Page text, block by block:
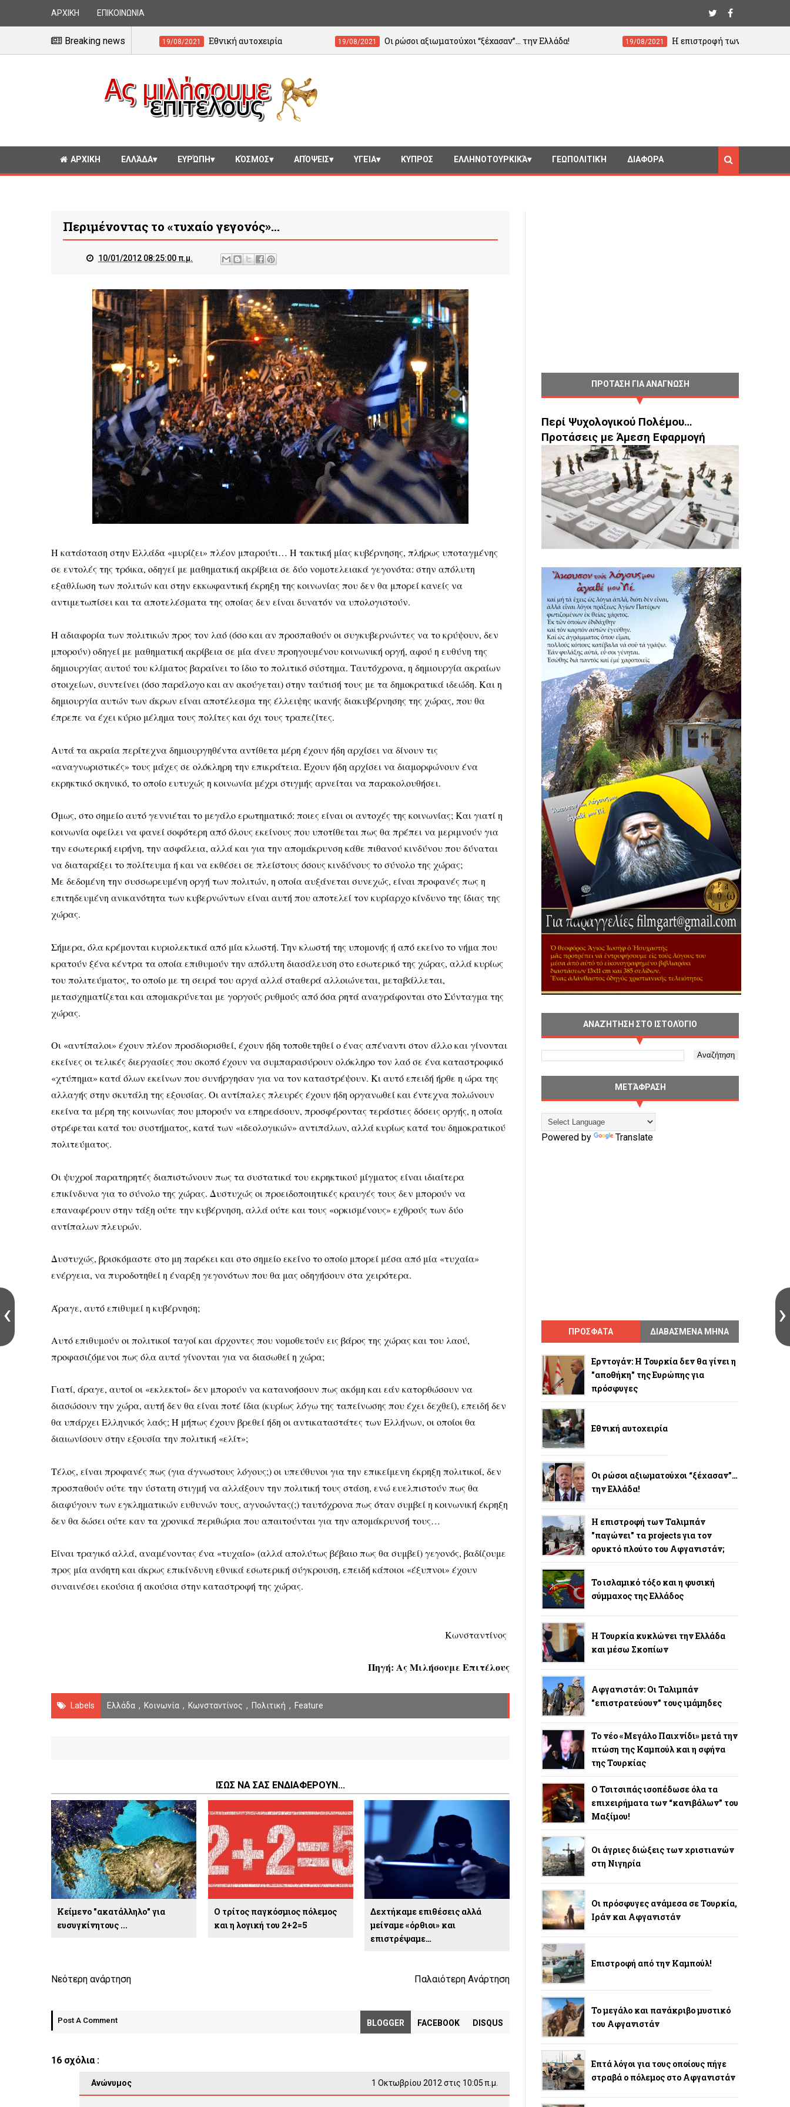
ΑΡΧΙΚΗ ΕΠΙΚΟΙΝΩΝΙΑ
Breaking news
19/08/2021 Εθνική αυτοχειρία 19/08/2021 Οι ρώσοι αξιωματούχοι “ξέχασαν”… την Ελλάδα! 19/08/2021 Η επιστροφή των Ταλιμπάν "παγώνει" τα
ΑΡΧΙΚΗ ΕΛΛΆΔΑ ΕΥΡΏΠΗ ΚΌΣΜΟΣ ΑΠΌΨΕΙΣ ΥΓΕΊΑ ΚΥΠΡΟΣ ΕΛΛΗΝΟΤΟΥΡΚΙΚΆ ΓΕΩΠΟΛΙΤΙΚΉ ΔΙΑΦΟΡΑ
Περιμένοντας το «τυχαίο γεγονός»…
10/01/2012 08:25:00 π.μ.
Η κατάσταση στην Ελλάδα «μυρίζει» πλέον μπαρούτι… Η τακτική μίας κυβέρνησης, πλήρως υποταγμένης
σε εντολές της τρόικα, οδηγεί με μαθηματική ακρίβεια σε δύο νομοτελειακά γεγονότα: στην απόλυτη
εξαθλίωση των πολιτών και στην εκκωφαντική έκρηξη της κοινωνίας που δεν θα μπορεί κανείς να
αντιμετωπίσει και τα αποτελέσματα της οποίας δεν είναι δυνατόν να υπολογιστούν.
Η αδιαφορία των πολιτικών προς τον λαό (όσο και αν προσπαθούν οι συγκυβερνώντες να το κρύψουν, δεν
μπορούν) οδηγεί με μαθηματική ακρίβεια σε μία άνευ προηγουμένου κοινωνική οργή, αφού η ευθύνη της
δημιουργίας αυτού του κλίματος βαραίνει το ίδιο το πολιτικό σύστημα. Ταυτόχρονα, η δημιουργία ακραίων
στοιχείων, συντείνει (όσο παράλογο και αν ακούγεται) στην ταύτισή τους με τα δημοκρατικά ιδεώδη. Και η
δημιουργία αυτών των άκρων είναι αποτέλεσμα της έλλειψης ικανής διακυβέρνησης της χώρας, που θα
έπρεπε να έχει κύριο μέλημα τους πολίτες και όχι τους τραπεζίτες.
Αυτά τα ακραία περίτεχνα δημιουργηθέντα αντίθετα μέρη έχουν ήδη αρχίσει να δίνουν τις
«αναγνωριστικές» τους μάχες σε ολόκληρη την επικράτεια. Έχουν ήδη αρχίσει να διαμορφώνουν ένα
εκρηκτικό σκηνικό, το οποίο ευτυχώς η κοινωνία μέχρι στιγμής αρνείται να παρακολουθήσει.
Όμως, στο σημείο αυτό γεννιέται το μεγάλο ερωτηματικό: ποιες είναι οι αντοχές της κοινωνίας; Και γιατί η
κοινωνία οφείλει να φανεί σοφότερη από όλους εκείνους που υποτίθεται πως θα πρέπει να μεριμνούν για
την εσωτερική ειρήνη, την ασφάλεια, αλλά και για την απομάκρυνση κάθε πιθανού κινδύνου που δύναται
να διαταράξει το πολίτευμα ή και να εκθέσει σε πλείστους όσους κινδύνους το σύνολο της χώρας;
Με δεδομένη την συσσωρευμένη οργή των πολιτών, η οποία αυξάνεται συνεχώς, είναι προφανές πως η
επιτηδευμένη ανικανότητα των κυβερνώντων είναι αυτή που αποτελεί τον κυρίαρχο κίνδυνο της ίδιας της
χώρας.
Σήμερα, όλα κρέμονται κυριολεκτικά από μία κλωστή. Την κλωστή της υπομονής ή από εκείνο το νήμα που
κρατούν ξένα κέντρα τα οποία επιθυμούν την απόλυτη διασάλευση στο εσωτερικό της χώρας, αλλά κυρίως
του πολιτεύματος, το οποίο με τη σειρά του αργά αλλά σταθερά αλλοιώνεται, μεταβάλλεται,
μετασχηματίζεται και απομακρύνεται με γοργούς ρυθμούς από όσα ρητά αναγράφονται στο Σύνταγμα της
χώρας.
Οι «αντίπαλοι» έχουν πλέον προσδιορισθεί, έχουν ήδη τοποθετηθεί ο ένας απέναντι στον άλλο και γίνονται
εκείνες οι τελικές διεργασίες που σκοπό έχουν να συμπαρασύρουν ολόκληρο τον λαό σε ένα καταστροφικό
«χτύπημα» κατά όλων εκείνων που συνήργησαν για να τον καταστρέψουν. Κι αυτό επειδή ήρθε η ώρα της
αλλαγής στην σκυτάλη της εξουσίας. Οι αντίπαλες πλευρές έχουν ήδη οργανωθεί και έντεχνα πολώνουν
εκείνα τα μέρη της κοινωνίας που μπορούν να επηρεάσουν, προσφέροντας τεράστιες δόσεις οργής, η οποία
στρέφεται κατά του συστήματος, κατά των «ιδεολογικών» αντιπάλων, αλλά κυρίως κατά του δημοκρατικού
πολιτεύματος.
Οι ψυχροί παρατηρητές διαπιστώνουν πως τα συστατικά του εκρηκτικού μίγματος είναι ιδιαίτερα
επικίνδυνα για το σύνολο της χώρας. Δυστυχώς οι προειδοποιητικές κραυγές τους δεν μπορούν να
επαναφέρουν στην τάξη ούτε την κυβέρνηση, αλλά ούτε και τους «ορκισμένους» εχθρούς των δύο
αντίπαλων πλευρών.
Δυστυχώς, βρισκόμαστε στο μη παρέκει και στο σημείο εκείνο το οποίο μπορεί μέσα από μία «τυχαία»
ενέργεια, να πυροδοτηθεί η έναρξη γεγονότων που θα μας οδηγήσουν στα χειρότερα.
Άραγε, αυτό επιθυμεί η κυβέρνηση;
Αυτό επιθυμούν οι πολιτικοί ταγοί και άρχοντες που νομοθετούν εις βάρος της χώρας και του λαού,
προφασιζόμενοι πως όλα αυτά γίνονται για να διασωθεί η χώρα;
Γιατί, άραγε, αυτοί οι «εκλεκτοί» δεν μπορούν να κατανοήσουν πως ακόμη και εάν κατορθώσουν να
διασώσουν την χώρα, αυτή δεν θα είναι ποτέ ίδια (κυρίως λόγω της ταπείνωσης που έχει δεχθεί), επειδή δεν
θα υπάρχει Ελληνικός λαός; Ή μήπως έχουν βρεθεί ήδη οι αντικαταστάτες των Ελλήνων, οι οποίοι θα
διαιωνίσουν στην εξουσία την πολιτική «ελίτ»;
Τέλος, είναι προφανές πως (για άγνωστους λόγους;) οι υπεύθυνοι για την επικείμενη έκρηξη πολιτικοί, δεν
προσπαθούν ούτε την ύστατη στιγμή να αλλάξουν την πολιτική τους στάση, ενώ ευελπιστούν πως θα
διαφύγουν των εγκληματικών ευθυνών τους, αγνοώντας(;) ταυτόχρονα πως όταν συμβεί η κοινωνική έκρηξη
δεν θα δώσει ούτε καν τα χρονικά περιθώρια που απαιτούνται για την απομάκρυνσή τους…
Είναι τραγικό αλλά, αναμένοντας ένα «τυχαίο» (αλλά απολύτως βέβαιο πως θα συμβεί) γεγονός, βαδίζουμε
προς μία ανόητη και άκρως επικίνδυνη εθνικά εσωτερική σύγκρουση, επειδή κάποιοι «έξυπνοι» έχουν
συναινέσει εκούσια ή ακούσια στην καταστροφή της χώρας.
Κωνσταντίνος
Πηγή: Ας Μιλήσουμε Επιτέλους
Labels Ελλάδα , Κοινωνία , Κωνσταντίνος , Πολιτική , Feature
ΙΣΩΣ ΝΑ ΣΑΣ ΕΝΔΙΑΦΕΡΟΥΝ...
Κείμενο "ακατάλληλο" για
ευσυγκίνητους ...
Ο τρίτος παγκόσμιος πόλεμος
και η λογική του 2+2=5
Δεχτήκαμε επιθέσεις αλλά
μείναμε «όρθιοι» και
επιστρέψαμε…
Νεότερη ανάρτηση Παλαιότερη Ανάρτηση
Post A Comment BLOGGER FACEBOOK DISQUS
16 σχόλια :
Ανώνυμος 1 Οκτωβρίου 2012 στις 10:05 π.μ.
ΠΡΟΤΑΣΗ ΓΙΑ ΑΝΑΓΝΩΣΗ
Περί Ψυχολογικού Πολέμου…
Προτάσεις με Άμεση Εφαρμογή
ΑΝΑΖΉΤΗΣΗ ΣΤΟ ΙΣΤΟΛΌΓΙΟ
ΜΕΤΆΦΡΑΣΗ
Powered by Translate
ΠΡΟΣΦΑΤΑ ΔΙΑΒΑΣΜΕΝΑ ΜΗΝΑ
Ερντογάν: Η Τουρκία δεν θα γίνει η
"αποθήκη" της Ευρώπης για
πρόσφυγες
Εθνική αυτοχειρία
Οι ρώσοι αξιωματούχοι “ξέχασαν”…
την Ελλάδα!
Η επιστροφή των Ταλιμπάν
"παγώνει" τα projects για τον
ορυκτό πλούτο του Αφγανιστάν;
Το ισλαμικό τόξο και η φυσική
σύμμαχος της Ελλάδος
Η Τουρκία κυκλώνει την Ελλάδα
και μέσω Σκοπίων
Αφγανιστάν: Οι Ταλιμπάν
"επιστρατεύουν" τους ιμάμηδες
Το νέο «Μεγάλο Παιχνίδι» μετά την
πτώση της Καμπούλ και η σφήνα
της Τουρκίας
Ο Τσιτσιπάς ισοπέδωσε όλα τα
επιχειρήματα των “κανιβάλων” του
Μαξίμου!
Οι άγριες διώξεις των χριστιανών
στη Νιγηρία
Οι πρόσφυγες ανάμεσα σε Τουρκία,
Ιράν και Αφγανιστάν
Επιστροφή από την Καμπούλ!
Το μεγάλο και πανάκριβο μυστικό
του Αφγανιστάν
Επτά λόγοι για τους οποίους πήγε
στραβά ο πόλεμος στο Αφγανιστάν